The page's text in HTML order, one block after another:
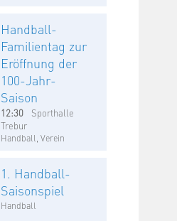
Handball-
Familientag zur
Eröffnung der
100-Jahr-
Saison
12:30
Sporthalle
Trebur
Handball, Verein
1. Handball-
Saisonspiel
Handball